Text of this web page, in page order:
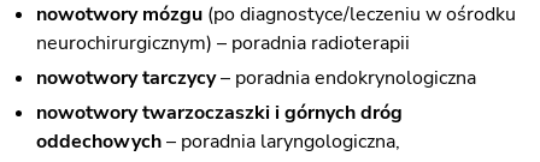
nowotwory mózgu (po diagnostyce/leczeniu w ośrodku
neurochirurgicznym) – poradnia radioterapii
nowotwory tarczycy– poradnia endokrynologiczna
nowotwory twarzoczaszki i górnych dróg
oddechowych– poradnia laryngologiczna,